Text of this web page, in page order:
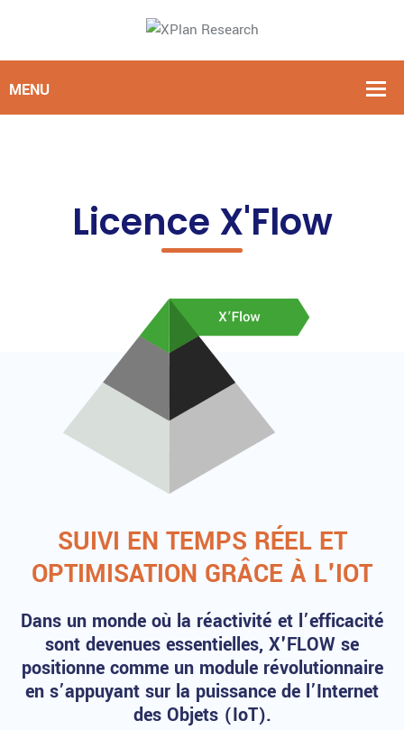
Licence X'Flow
SUIVI EN TEMPS RÉEL ET
OPTIMISATION GRÂCE À L'IOT
Dans un monde où la réactivité et l’efficacité
sont devenues essentielles, X'FLOW se
positionne comme un module révolutionnaire
en s’appuyant sur la puissance de l’Internet
des Objets (IoT).